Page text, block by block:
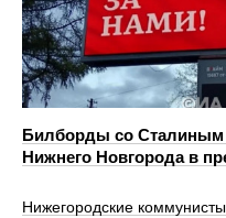
Билборды со Сталиным
Нижнего Новгорода в
Нижегородские